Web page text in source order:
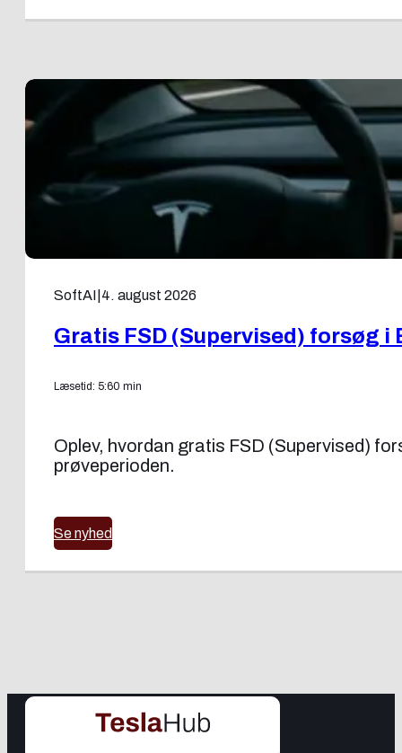
SoftAI 4. august 2026
Gratis FSD (Supervised) forsøg i
Læsetid: 5:60 min
Oplev, hvordan gratis FSD (Supervised)
prøveperioden.
Se nyhed